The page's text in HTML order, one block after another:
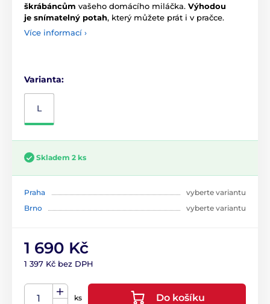
škrábáncům vašeho domácího miláčka. Výhodou
je snímatelný potah, který můžete prát i v pračce.
Více informací ›
Varianta:
L
Skladem 2 ks
Praha
vyberte variantu
Brno
vyberte variantu
1 690 Kč
1 397 Kč bez DPH
ks Do košíku